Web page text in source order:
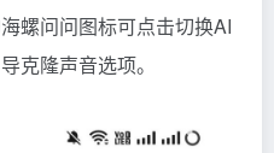
螺问问图标可点击切换AI
克隆声音选项。